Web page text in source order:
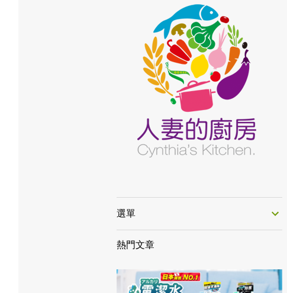
選單
熱門文章